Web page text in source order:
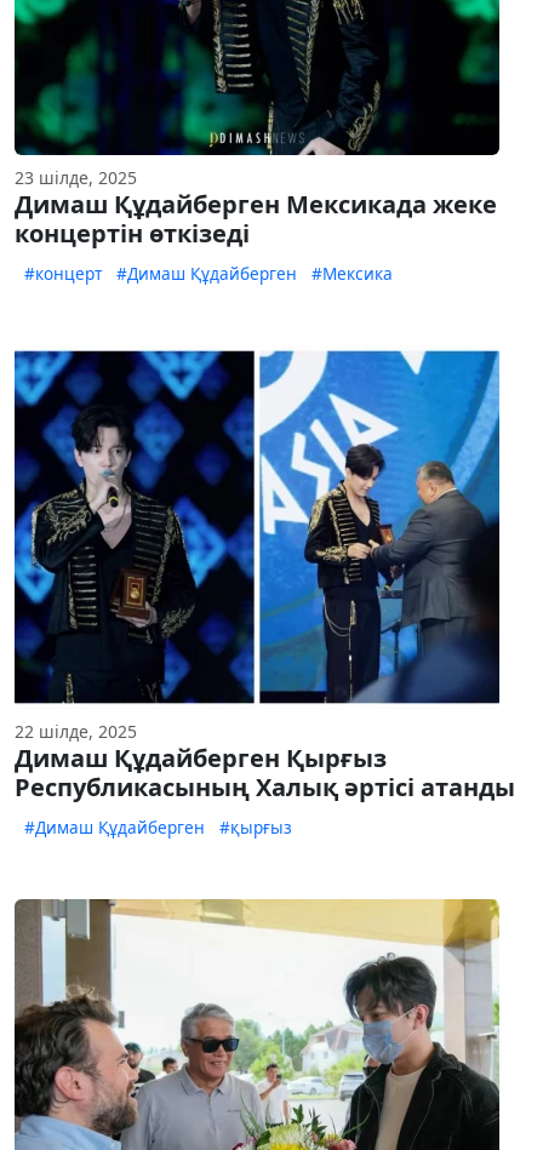
23 шілде, 2025
Димаш Құдайберген Мексикада жеке
концертін өткізеді
#концерт #Димаш Құдайберген #Мексика
22 шілде, 2025
Димаш Құдайберген Қырғыз
Республикасының Халық әртісі атанды
#Димаш Құдайберген #қырғыз